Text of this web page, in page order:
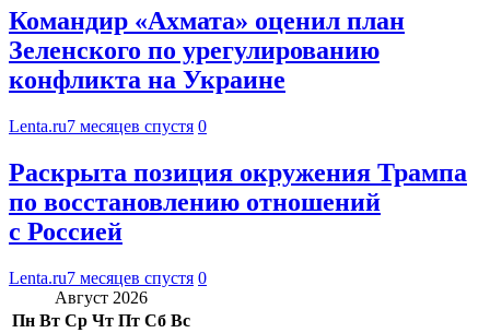
Командир «Ахмата» оценил план
Зеленского по урегулированию
конфликта на Украине
Lenta.ru7 месяцев спустя 0
Раскрыта позиция окружения Трампа
по восстановлению отношений
с Россией
Lenta.ru7 месяцев спустя 0
Август 2026
Пн Вт Ср Чт Пт Сб Вс